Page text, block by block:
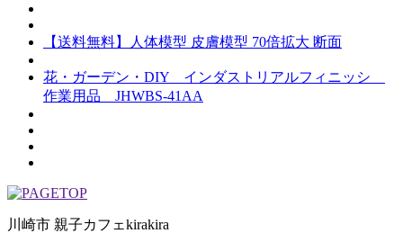
【送料無料】人体模型 皮膚模型 70倍拡大 断面
花・ガーデン・DIY インダストリアルフィニッシ
作業用品 JHWBS-41AA
川崎市 親子カフェkirakira